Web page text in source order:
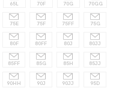
65L 70F 70G 70GG
75E 75F 75FF 75G
80F 80FF 80J 80JJ
85FF 85G 85H 85JJ
90HH 90J 90JJ 95D